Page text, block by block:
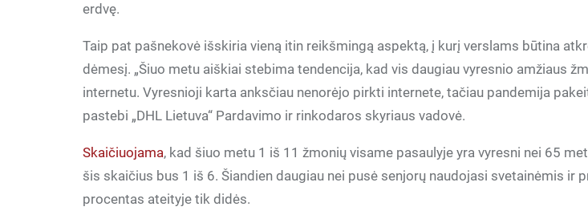
erdvę.
Taip pat pašnekovė išskiria vieną itin reikšmingą aspektą, į kurį verslams būtina
dėmesį. „Šiuo metu aiškiai stebima tendencija, kad vis daugiau vyresnio amžiaus
internetu. Vyresnioji karta anksčiau nenorėjo pirkti internete, tačiau pandemija
pastebi „DHL Lietuva“ Pardavimo ir rinkodaros skyriaus vadovė.
Skaičiuojama, kad šiuo metu 1 iš 11 žmonių visame pasaulyje yra vyresni nei 65
šis skaičius bus 1 iš 6. Šiandien daugiau nei pusė senjorų naudojasi svetainėmis ir
procentas ateityje tik didės.